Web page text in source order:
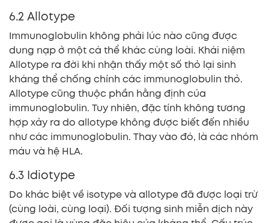
6.2 Allotype
Immunoglobulin không phải lúc nào cũng được
dung nạp ở một cá thể khác cùng loài. Khái niệm
Allotype ra đời khi nhận thấy một số thỏ lại sinh
kháng thể chống chính các immunoglobulin thỏ.
Allotype cũng thuộc phần hằng định của
immunoglobulin. Tuy nhiên, đặc tính không tương
hợp xảy ra do allotype không được biết đến nhiều
như các immunoglobulin. Thay vào đó, là các nhóm
máu và hệ HLA.
6.3 Idiotype
Do khác biệt về isotype và allotype đã được loại trừ
(cùng loài, cùng loại). Đối tượng sinh miễn dịch này